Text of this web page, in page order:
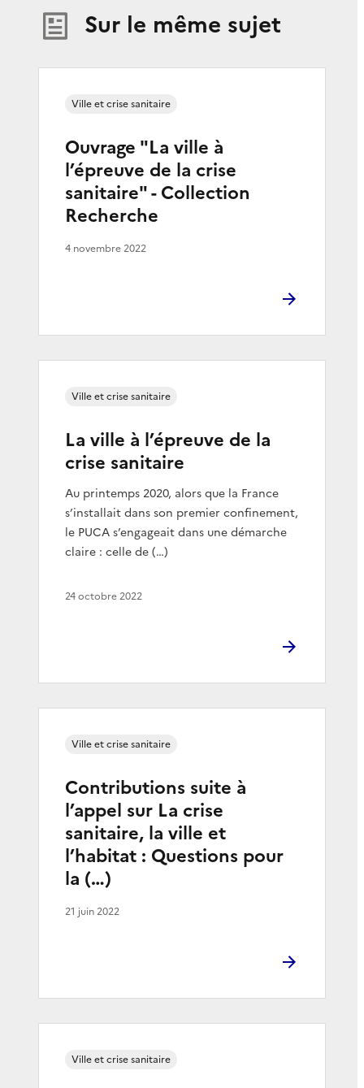
Sur le même sujet
Ouvrage "La ville à
l’épreuve de la crise
sanitaire" - Collection
Recherche
Ville et crise sanitaire
4 novembre 2022
La ville à l’épreuve de la
crise sanitaire
Au printemps 2020, alors que la France
s’installait dans son premier confinement,
le PUCA s’engageait dans une démarche
claire : celle de (…)
Ville et crise sanitaire
24 octobre 2022
Contributions suite à
l’appel sur La crise
sanitaire, la ville et
l’habitat : Questions pour
la (…)
Ville et crise sanitaire
21 juin 2022
Ville et crise sanitaire